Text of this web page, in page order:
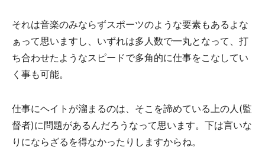
それは音楽のみならずスポーツのような要素もあるよな
ぁって思いますし、いずれは多人数で一丸となって、打
ち合わせたようなスピードで多角的に仕事をこなしてい
く事も可能。
仕事にヘイトが溜まるのは、そこを諦めている上の人(監
督者)に問題があるんだろうなって思います。下は言いな
りにならざるを得なかったりしますからね。